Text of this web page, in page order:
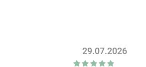
29.07.2026